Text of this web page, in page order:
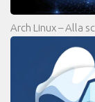
Arch Linux – Alla